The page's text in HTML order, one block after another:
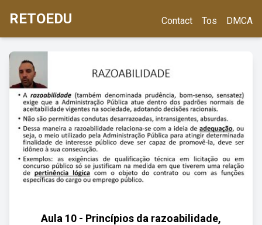
RETOEDU Contact Tos DMCA
Aula 10 - Princípios da razoabilidade,